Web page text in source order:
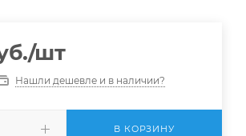
/шт
Нашли дешевле и в наличии?
В КОРЗИНУ